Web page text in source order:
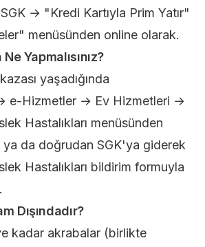
→ "Kredi Kartıyla Prim Yatır"
menüsünden online olarak.
Yapmalısınız?
yaşadığında
e-Hizmetler → Ev Hizmetleri →
Hastalıkları menüsünden
da doğrudan SGK'ya giderek
Hastalıkları bildirim formuyla
Dışındadır?
kadar akrabalar (birlikte